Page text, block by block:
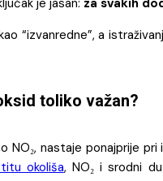
“izvanredne”, a
toliko važan?
NO₂, nastaje ponajprije
okoliša, NO₂ i srodni